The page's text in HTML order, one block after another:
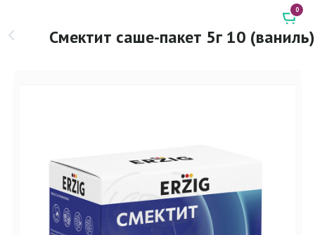
Смектит саше-пакет 5г 10 (ваниль)
0